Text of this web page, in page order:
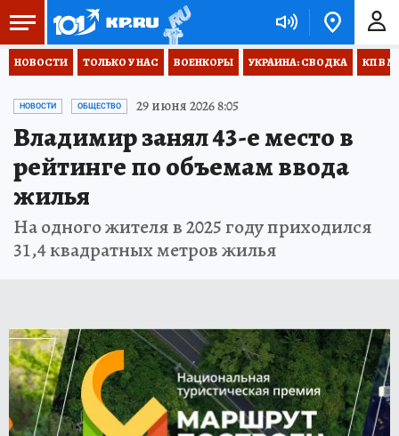
НОВОСТИ ТОЛЬКО У НАС ВОЕНКОРЫ УКРАИНА: СВОДКА КП В
НОВОСТИ ОБЩЕСТВО 29 июня 2026 8:05
Владимир занял 43-е место в
рейтинге по объемам ввода
жилья
На одного жителя в 2025 году приходился
31,4 квадратных метров жилья